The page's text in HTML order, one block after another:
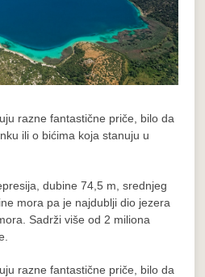
razne fantastične priče, bilo da
ili o bićima koja stanuju u
dubine 74,5 m, srednjeg
mora pa je najdublji dio jezera
Sadrži više od 2 miliona
razne fantastične priče, bilo da